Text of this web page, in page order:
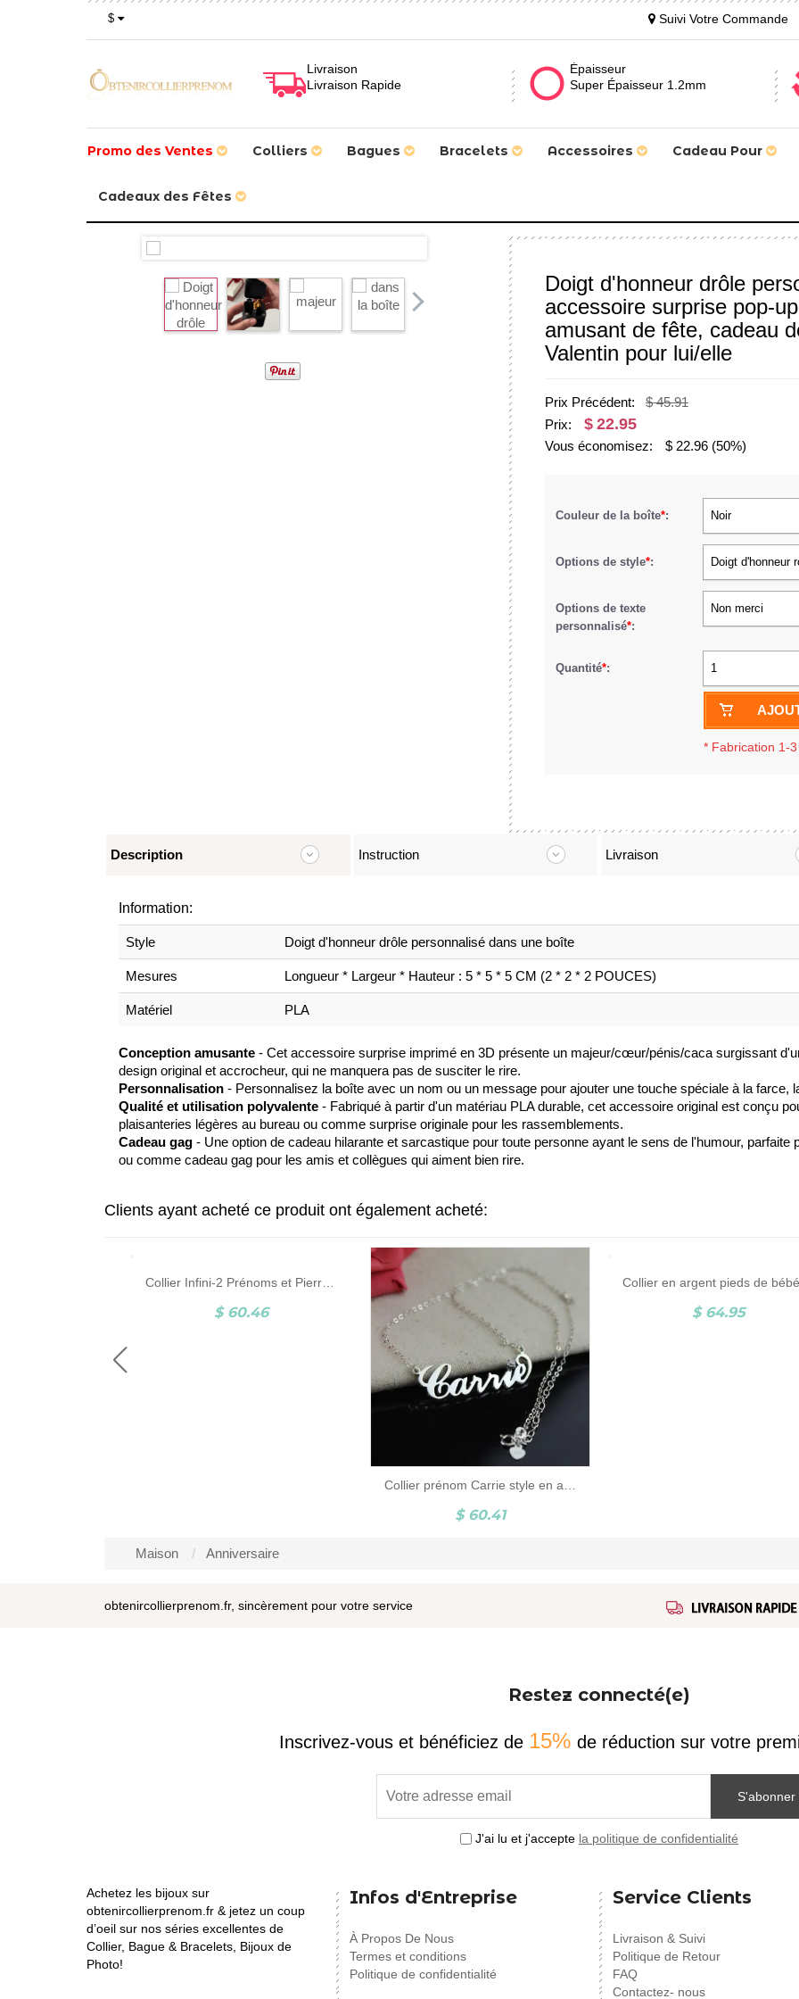
$ Suivi Votre Commande
Livraison
Livraison Rapide
Épaisseur
Super Épaisseur 1.2mm
Promo des Ventes Colliers Bagues Bracelets Accessoires Cadeau Pour
Cadeaux des Fêtes
Doigt d'honneur drôle
accessoire surprise pop-
amusant de fête, cadeau
Valentin pour lui/elle
Prix Précédent:
$ 45.91
Prix:
$ 22.95
Vous économisez: $ 22.96 (50%)
Couleur de la boîte*: Noir
Options de style*: Doigt d'honneur
Options de texte
personnalisé*:
Non merci
Quantité*: 1
* Fabrication 1-
Description Instruction Livraison
Information:
Style Doigt d'honneur drôle personnalisé dans une boîte
Mesures Longueur * Largeur * Hauteur : 5 * 5 * 5 CM (2 * 2 * 2 POUCES)
Matériel PLA
Conception amusante - Cet accessoire surprise imprimé en 3D présente un majeur/cœur/pénis/caca surgissant
design original et accrocheur, qui ne manquera pas de susciter le rire.
Personnalisation - Personnalisez la boîte avec un nom ou un message pour ajouter une touche spéciale à la farce,
Qualité et utilisation polyvalente - Fabriqué à partir d'un matériau PLA durable, cet accessoire original est conçu
plaisanteries légères au bureau ou comme surprise originale pour les rassemblements.
Cadeau gag - Une option de cadeau hilarante et sarcastique pour toute personne ayant le sens de l'humour,
ou comme cadeau gag pour les amis et collègues qui aiment bien rire.
Clients ayant acheté ce produit ont également acheté:
$ 60.46
Collier prénom Carrie style en argent & pierre porte-bonheur
$ 60.41
$ 64.95
Maison Anniversaire
obtenircollierprenom.fr, sincèrement pour votre service
Restez connecté(e)
Inscrivez-vous et bénéficiez de 15% de réduction sur votre
S'abonner
J'ai lu et j'accepte la politique de confidentialité
Achetez les bijoux sur
obtenircollierprenom.fr & jetez un coup
d’oeil sur nos séries excellentes de
Collier, Bague & Bracelets, Bijoux de
Photo!
Infos d'Entreprise
À Propos De Nous
Termes et conditions
Politique de confidentialité
Service Clients
Livraison & Suivi
Politique de Retour
FAQ
Contactez- nous